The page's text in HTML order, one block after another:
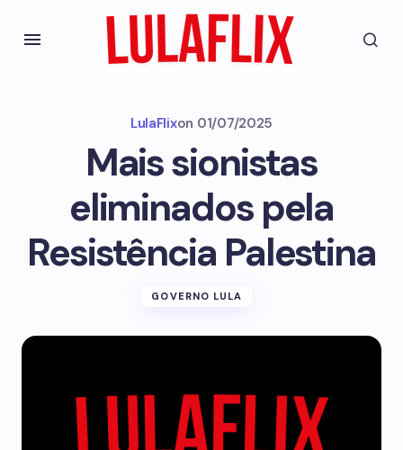
LulaFlixon 01/07/2025
Mais sionistas
eliminados pela
Resistência Palestina
GOVERNO LULA